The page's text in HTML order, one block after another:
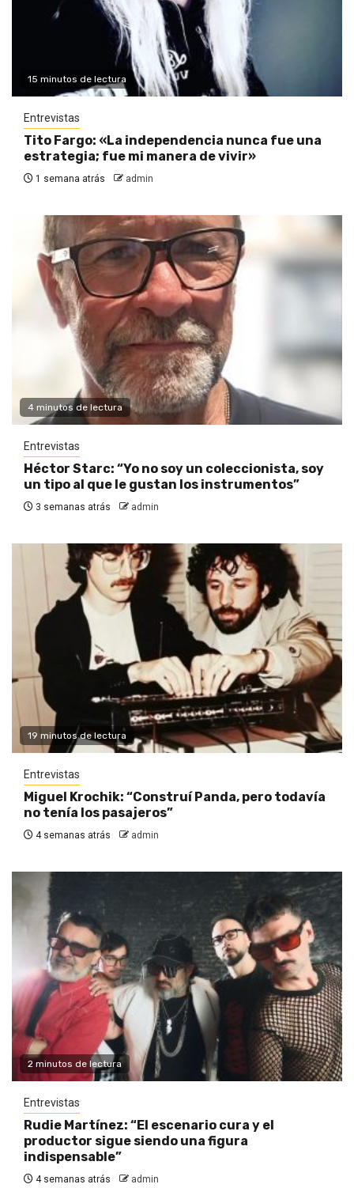
15 minutos de lectura
Entrevistas
Tito Fargo: «La independencia nunca fue una
estrategia; fue mi manera de vivir»
1 semana atrás admin
4 minutos de lectura
Entrevistas
Héctor Starc: “Yo no soy un coleccionista, soy
un tipo al que le gustan los instrumentos”
3 semanas atrás admin
19 minutos de lectura
Entrevistas
Miguel Krochik: “Construí Panda, pero todavía
no tenía los pasajeros”
4 semanas atrás admin
2 minutos de lectura
Entrevistas
Rudie Martínez: “El escenario cura y el
productor sigue siendo una figura
indispensable”
4 semanas atrás admin